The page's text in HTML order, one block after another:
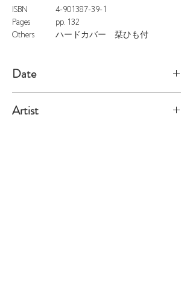
ISBN
4-901387-39-1
Pages
pp. 132
Others
ハードカバー 栞ひも付
Date
Artist